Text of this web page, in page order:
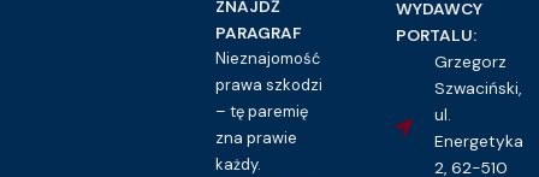
ZNAJDŹ
PARAGRAF
Nieznajomość
prawa szkodzi
– tę paremię
zna prawie
każdy.
WYDAWCY
PORTALU:
Grzegorz
Szwaciński,
ul.
Energetyka
2, 62-510